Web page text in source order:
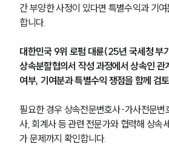
간 부양한 사정이 있다면 특별수익과 기
합니다.
대한민국 9위 로펌 대륜(25년 국세청 부
상속분할협의서 작성 과정에서 상속인 관
여부, 기여분과 특별수익 쟁점을 함께 검
필요한 경우 상속전문변호사·가사전문변
사, 회계사 등 관련 전문가와 협력해 상속
가 문제까지 확인합니다.